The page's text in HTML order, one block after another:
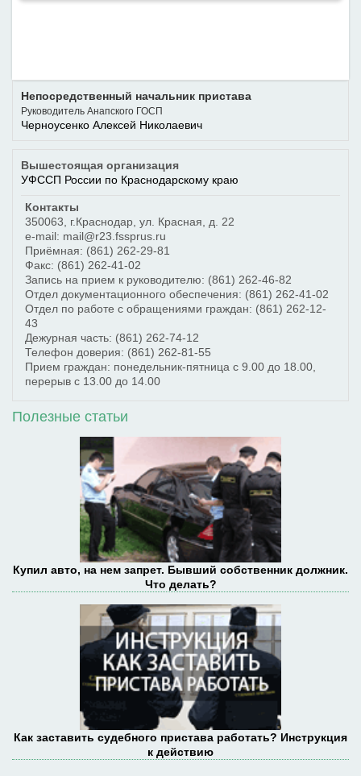
Непосредственный начальник пристава
Руководитель Анапского ГОСП
Черноусенко Алексей Николаевич
Вышестоящая организация
УФССП России по Краснодарскому краю
Контакты
350063
г.Краснодар ул. Красная, д. 22
e-mail: mail@r23.fssprus.ru
Приёмная: (861) 262-29-81
Факс: (861) 262-41-02
Запись на прием к руководителю: (861) 262-46-82
Отдел документационного обеспечения: (861) 262-41-02
Отдел по работе с обращениями граждан: (861) 262-12-
43
Дежурная часть: (861) 262-74-12
Телефон доверия: (861) 262-81-55
Прием граждан: понедельник-пятница с 9.00 до 18.00,
перерыв с 13.00 до 14.00
Полезные статьи
Купил авто, на нем запрет. Бывший собственник должник.
Что делать?
Как заставить судебного пристава работать? Инструкция
к действию